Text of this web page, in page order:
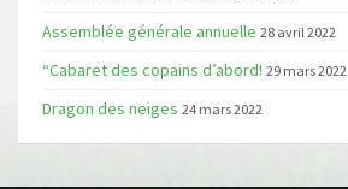
Assemblée générale annuelle 28 avril 2022
“Cabaret des copains d’abord! 29 mars 2022
Dragon des neiges 24 mars 2022